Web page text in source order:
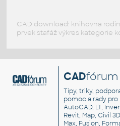
CAD download: knihovna
prvek stafáž výkres kategorie
CADfórum
Tipy, triky,
pomoc a rady pro
AutoCAD, LT,
Revit, Map, Civil
Max, Fusion,